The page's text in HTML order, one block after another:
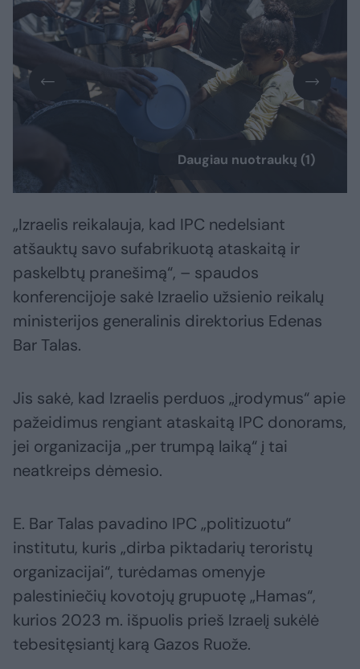
Daugiau nuotraukų (1)
„Izraelis reikalauja, kad IPC nedelsiant
atšauktų savo sufabrikuotą ataskaitą ir
paskelbtų pranešimą“, – spaudos
konferencijoje sakė Izraelio užsienio reikalų
ministerijos generalinis direktorius Edenas
Bar Talas.
Jis sakė, kad Izraelis perduos „įrodymus“ apie
pažeidimus rengiant ataskaitą IPC donorams,
jei organizacija „per trumpą laiką“ į tai
neatkreips dėmesio.
E. Bar Talas pavadino IPC „politizuotu“
institutu, kuris „dirba piktadarių teroristų
organizacijai“, turėdamas omenyje
palestiniečių kovotojų grupuotę „Hamas“,
kurios 2023 m. išpuolis prieš Izraelį sukėlė
tebesitęsiantį karą Gazos Ruože.